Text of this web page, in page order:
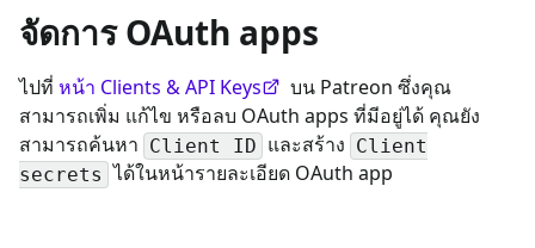
จัดการ OAuth apps
ไปที่ หน้า Clients & API Keys
บน Patreon ซึ่งคุณ
สามารถเพิ่ม แก้ไข หรือลบ OAuth apps ที่มีอยู่ได้ คุณยัง
สามารถค้นหา Client ID และสร้าง Client
secrets ได้ในหน้ารายละเอียด OAuth app